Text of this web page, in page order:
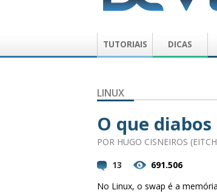
TUTORIAIS DICAS
LINUX
O que
POR HUGO CISNEIROS
13
691.506
No Linux, o swap é a